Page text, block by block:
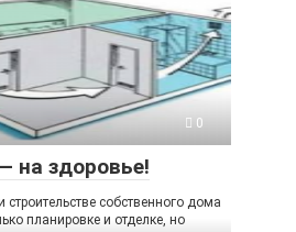
0
на здоровье!
собственного дома
планировке и отделке, но